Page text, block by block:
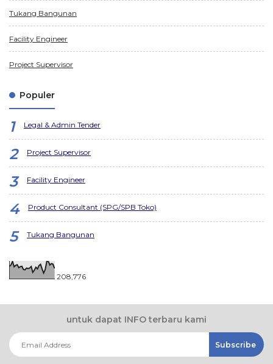
Tukang Bangunan
Facility Engineer
Project Supervisor
Populer
Legal & Admin Tender
Project Supervisor
Facility Engineer
Product Consultant (SPG/SPB Toko)
Tukang Bangunan
208,776
untuk dapat INFO terbaru kami